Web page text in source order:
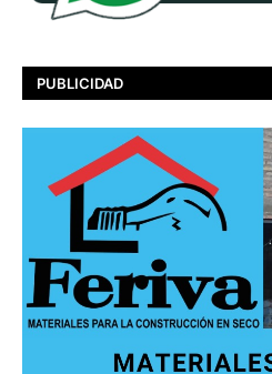
PUBLICIDAD